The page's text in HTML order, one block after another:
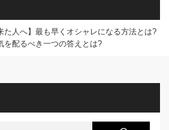
た人へ】最も早くオシャレになる方法とは?
を配るべき一つの答えとは?